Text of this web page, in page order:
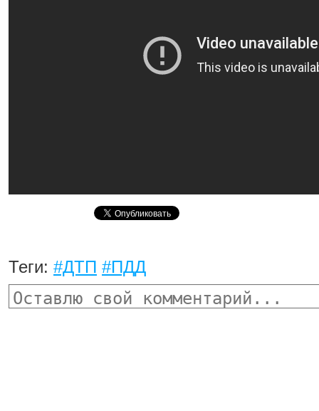
Теги: #ДТП #ПДД